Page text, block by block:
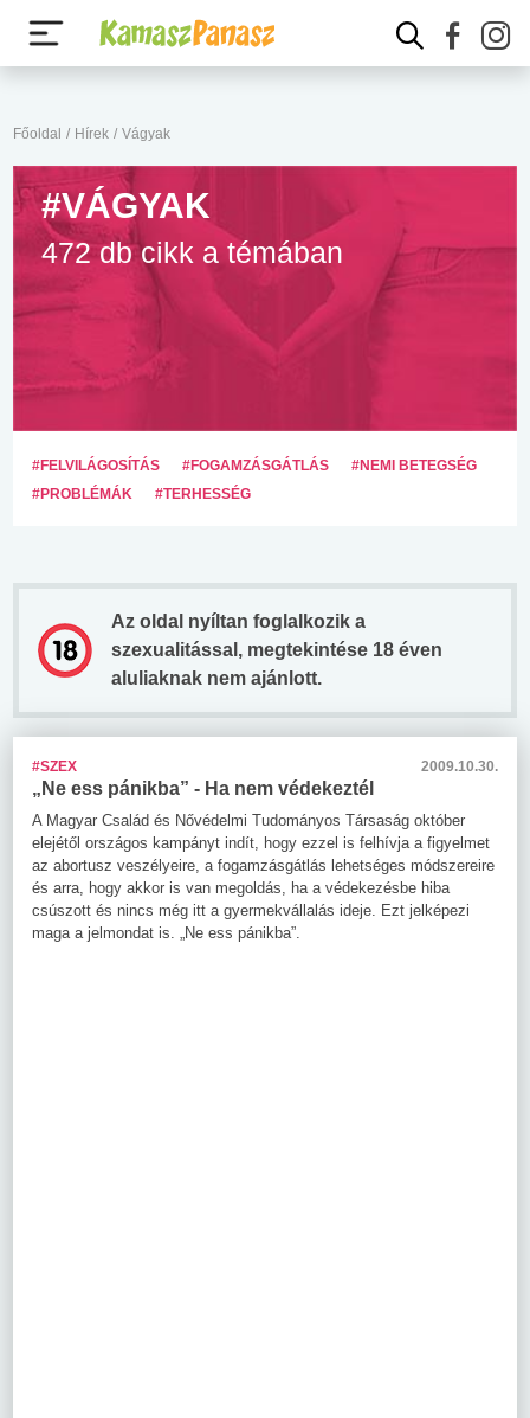
Főoldal / Hírek / Vágyak
#VÁGYAK
472 db cikk a témában
#FELVILÁGOSÍTÁS #FOGAMZÁSGÁTLÁS
#NEMI BETEGSÉG
#PROBLÉMÁK
#TERHESSÉG
Az oldal nyíltan foglalkozik a
szexualitással, megtekintése 18 éven
aluliaknak nem ajánlott.
#SZEX 2009.10.30.
„Ne ess pánikba” - Ha nem védekeztél
A Magyar Család és Nővédelmi Tudományos Társaság október
elejétől országos kampányt indít, hogy ezzel is felhívja a figyelmet
az abortusz veszélyeire, a fogamzásgátlás lehetséges módszereire
és arra, hogy akkor is van megoldás, ha a védekezésbe hiba
csúszott és nincs még itt a gyermekvállalás ideje. Ezt jelképezi
maga a jelmondat is. „Ne ess pánikba”.